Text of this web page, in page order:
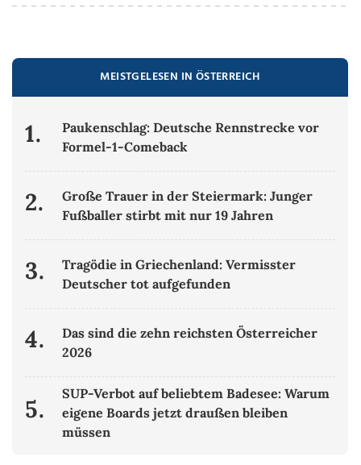
MEISTGELESEN IN ÖSTERREICH
1.
Paukenschlag: Deutsche Rennstrecke vor
Formel-1-Comeback
2.
Große Trauer in der Steiermark: Junger
Fußballer stirbt mit nur 19 Jahren
3.
Tragödie in Griechenland: Vermisster
Deutscher tot aufgefunden
4.
Das sind die zehn reichsten Österreicher
2026
5.
SUP-Verbot auf beliebtem Badesee: Warum
eigene Boards jetzt draußen bleiben
müssen